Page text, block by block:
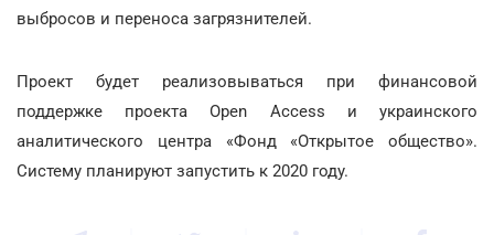
выбросов и переноса загрязнителей.
Проект будет реализовываться при финансовой
поддержке проекта Open Access и украинского
аналитического центра «Фонд «Открытое общество».
Систему планируют запустить к 2020 году.